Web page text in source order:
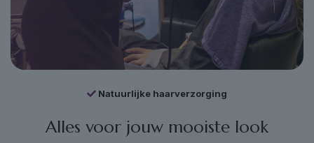
Natuurlijke haarverzorging
Alles voor jouw mooiste look